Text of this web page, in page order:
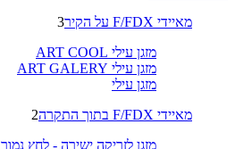
מאיידי F/FDX על הקיר
3
מזגן עילי ART COOL
מזגן עילי ART GALERY
מזגן עילי
מאיידי F/FDX בתוך התקרה
2
מזגן לזריקה ישירה - לחץ נמוך